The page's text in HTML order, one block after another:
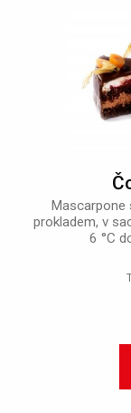
Mascarpone
prokladem, v
6 °C